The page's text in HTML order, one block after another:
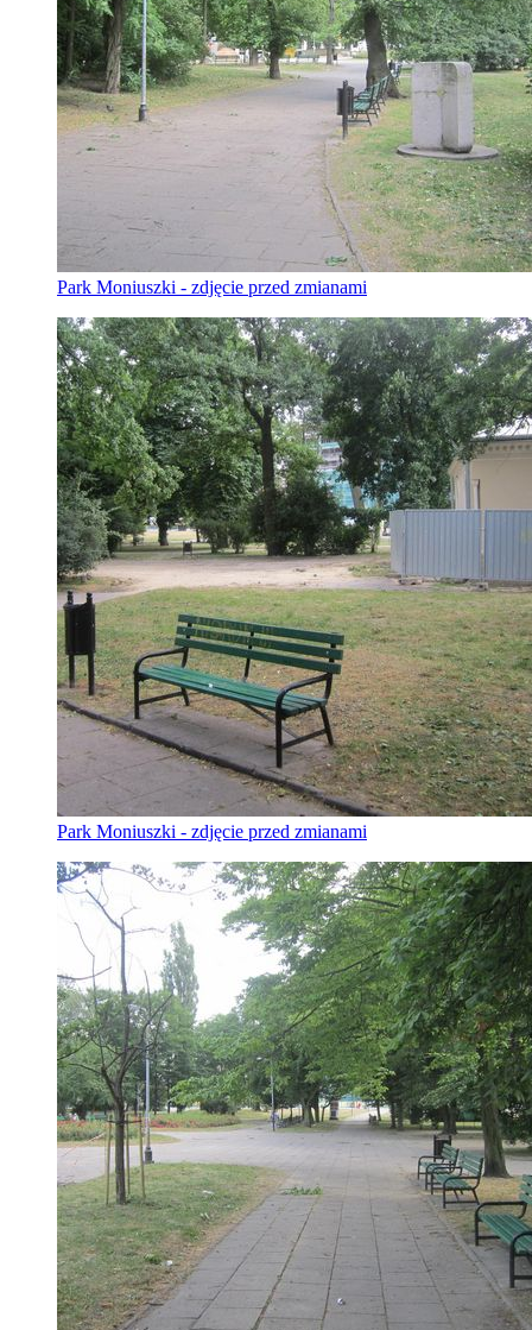
Park Moniuszki - zdjęcie przed zmianami
Park Moniuszki - zdjęcie przed zmianami